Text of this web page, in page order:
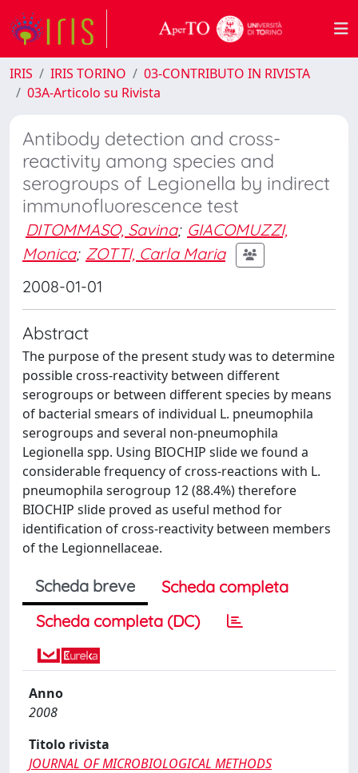
IRIS IRIS TORINO
03-CONTRIBUTO IN RIVISTA
03A-Articolo su Rivista
Antibody detection and cross-
reactivity among species and
serogroups of Legionella by indirect
immunofluorescence test
DITOMMASO, Savina; GIACOMUZZI,
Monica; ZOTTI, Carla Maria
2008-01-01
Abstract
The purpose of the present study was to determine
possible cross-reactivity between different
serogroups or between different species by means
of bacterial smears of individual L. pneumophila
serogroups and several non-pneumophila
Legionella spp. Using BIOCHIP slide we found a
considerable frequency of cross-reactions with L.
pneumophila serogroup 12 (88.4%) therefore
BIOCHIP slide proved as useful method for
identification of cross-reactivity between members
of the Legionnellaceae.
Scheda breve
Scheda completa
Scheda completa (DC)
Anno
2008
Titolo rivista
JOURNAL OF MICROBIOLOGICAL METHODS